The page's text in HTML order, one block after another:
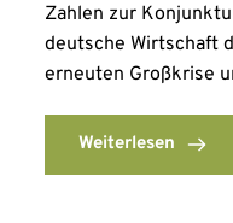
Zahlen zur
deutsche Wirtschaft
erneuten Großkrise
Weiterlesen